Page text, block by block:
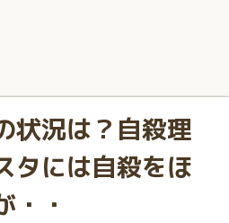
状況は？自殺理
タには自殺をほ
・・